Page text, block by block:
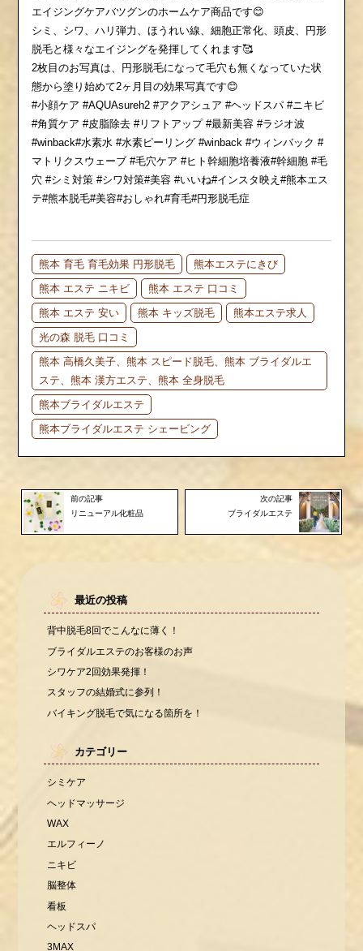
エイジングケアバツグンのホームケア商品です😊
シミ、シワ、ハリ弾力、ほうれい線、細胞正常化、頭皮、円形
脱毛と様々なエイジングを発揮してくれます🥰
2枚目のお写真は、円形脱毛になって毛穴も無くなっていた状
態から塗り始めて2ヶ月目の効果写真です😊
#小顔ケア #AQUAsureh2 #アクアシュア #ヘッドスパ #ニキビ
#角質ケア #皮脂除去 #リフトアップ #最新美容 #ラジオ波
#winback#水素水 #水素ピーリング #winback #ウィンバック #
マトリクスウェーブ #毛穴ケア #ヒト幹細胞培養液#幹細胞 #毛
穴 #シミ対策 #シワ対策#美容 #いいね#インスタ映え#熊本エス
テ#熊本脱毛#美容#おしゃれ#育毛#円形脱毛症
熊本 育毛 育毛効果 円形脱毛
熊本エステにきび
熊本 エステ ニキビ
熊本 エステ 口コミ
熊本 エステ 安い
熊本 キッズ脱毛
熊本エステ求人
光の森 脱毛 口コミ
熊本 高橋久美子、熊本 スピード脱毛、熊本 ブライダルエ
ステ、熊本 漢方エステ、熊本 全身脱毛
熊本ブライダルエステ
熊本ブライダルエステ シェービング
前の記事
リニューアル化粧品
次の記事
ブライダルエステ
最近の投稿
背中脱毛8回でこんなに薄く！
ブライダルエステのお客様のお声
シワケア2回効果発揮！
スタッフの結婚式に参列！
バイキング脱毛で気になる箇所を！
カテゴリー
シミケア
ヘッドマッサージ
WAX
エルフィーノ
ニキビ
脳整体
看板
ヘッドスパ
3MAX